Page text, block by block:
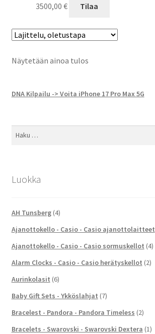
3500,00 € Tilaa
Näytetään ainoa tulos
DNA Kilpailu -> Voita iPhone 17 Pro Max 5G
Haku:
Luokka
AH Tunsberg (4)
Ajanottokello - Casio - Casio ajanottolaitteet
Ajanottokello - Casio - Casio sormuskellot (4)
Alarm Clocks - Casio - Casio herätyskellot (2)
Aurinkolasit (6)
Baby Gift Sets - Ykköslahjat (7)
Bracelest - Pandora - Pandora Timeless (2)
Bracelets - Swarovski - Swarovski Dextera (1)